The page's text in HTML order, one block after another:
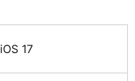
iOS 17